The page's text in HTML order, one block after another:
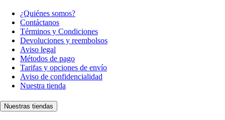
¿Quiénes somos?
Contáctanos
Términos y Condiciones
Devoluciones y reembolsos
Aviso legal
Métodos de pago
Tarifas y opciones de envío
Aviso de confidencialidad
Nuestra tienda
Nuestras tiendas